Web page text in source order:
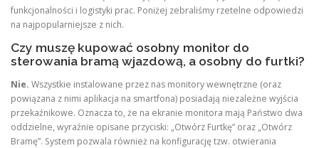
funkcjonalności i logistyki prac. Poniżej zebraliśmy rzetelne odpowiedzi
na najpopularniejsze z nich.
Czy muszę kupować osobny monitor do
sterowania bramą wjazdową, a osobny do furtki?
Nie. Wszystkie instalowane przez nas monitory wewnętrzne (oraz
powiązana z nimi aplikacja na smartfona) posiadają niezależne wyjścia
przekaźnikowe. Oznacza to, że na ekranie monitora mają Państwo dwa
oddzielne, wyraźnie opisane przyciski: „Otwórz Furtkę” oraz „Otwórz
Bramę”. System pozwala również na konfigurację tzw. otwierania